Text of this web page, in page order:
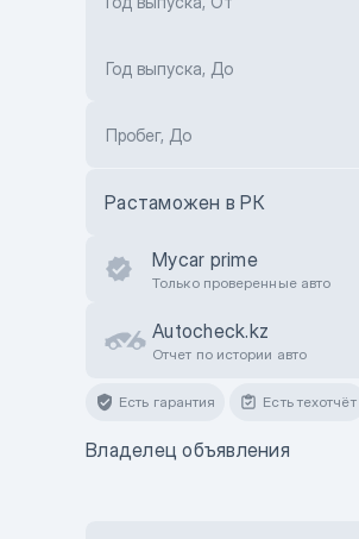
Год выпуска, До
Пробег, До
Растаможен в РК
Mycar prime
Только проверенные авто
Autocheck.kz
Отчет по истории авто
Есть гарантия Есть техотчёт
Владелец объявления